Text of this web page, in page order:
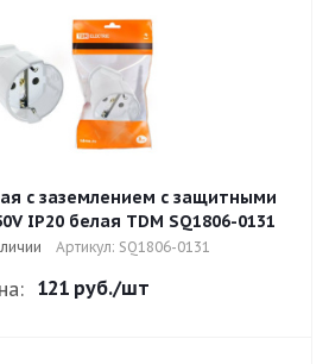
с заземлением с защитными
IP20 белая TDM SQ1806-0131
Артикул: SQ1806-0131
121 руб./шт